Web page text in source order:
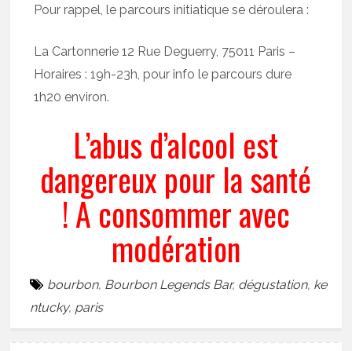
Pour rappel, le parcours initiatique se déroulera :
La Cartonnerie 12 Rue Deguerry, 75011 Paris –
Horaires : 19h-23h, pour info le parcours dure
1h20 environ.
L’abus d’alcool est
dangereux pour la santé
! A consommer avec
modération
bourbon, Bourbon Legends Bar, dégustation, ke
ntucky, paris